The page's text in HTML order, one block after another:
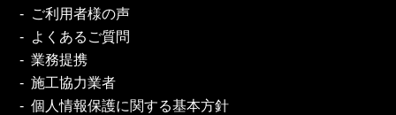
ご利用者様の声
よくあるご質問
業務提携
施工協力業者
個人情報保護に関する基本方針